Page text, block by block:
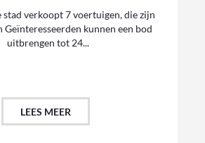
stad verkoopt 7 voertuigen, die zijn
Geïnteresseerden kunnen een bod
uitbrengen tot 24...
LEES MEER